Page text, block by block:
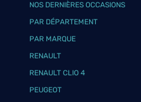
NOS DERNIÈRES OCCASIONS
PAR DÉPARTEMENT
PAR MARQUE
RENAULT
RENAULT CLIO 4
PEUGEOT